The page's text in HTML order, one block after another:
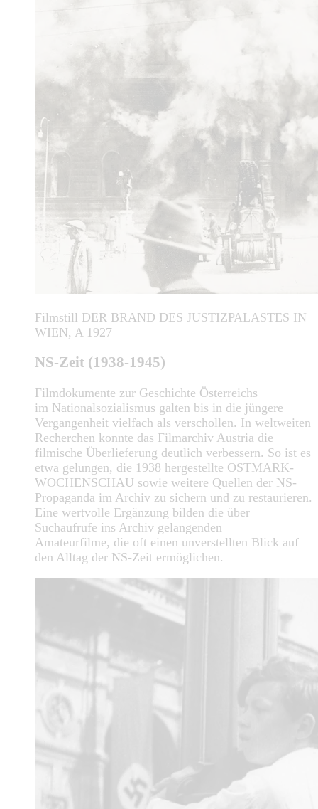
Filmstill DER BRAND DES JUSTIZPALASTES IN
WIEN, A 1927
NS-Zeit (1938-1945)
Filmdokumente zur Geschichte Österreichs
im Nationalsozialismus galten bis in die jüngere
Vergangenheit vielfach als verschollen. In weltweiten
Recherchen konnte das Filmarchiv Austria die
filmische Überlieferung deutlich verbessern. So ist es
etwa gelungen, die 1938 hergestellte OSTMARK-
WOCHENSCHAU sowie weitere Quellen der NS-
Propaganda im Archiv zu sichern und zu restaurieren.
Eine wertvolle Ergänzung bilden die über
Suchaufrufe ins Archiv gelangenden
Amateurfilme, die oft einen unverstellten Blick auf
den Alltag der NS-Zeit ermöglichen.